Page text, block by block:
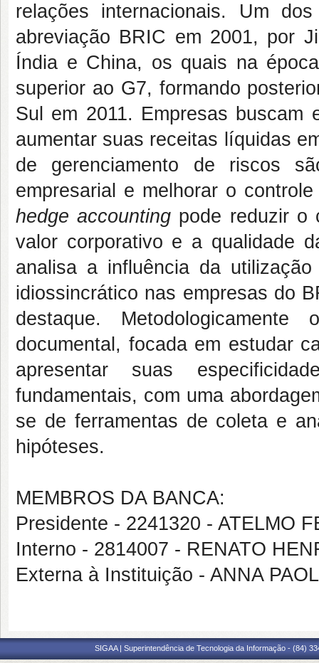
relações internacionais. Um
abreviação BRIC em 2001, por
Índia e China, os quais na
superior ao G7, formando
Sul em 2011. Empresas buscam
aumentar suas receitas líquidas
de gerenciamento de riscos
empresarial e melhorar o
hedge accounting pode reduzir o
valor corporativo e a qualidade
analisa a influência da
idiossincrático nas empresas do
destaque.
documental, focada em estudar
apresentar suas
fundamentais, com uma
se de ferramentas de coleta e
hipóteses.
MEMBROS DA BANCA:
Presidente - 2241320 - ATELMO
Interno - 2814007 - RENATO
Externa à Instituição - ANNA
SIGAA | Superintendência de Tecnologia da Informação - (84)